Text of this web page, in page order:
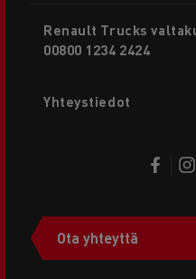
Renault Trucks
00800 1234 2424
Yhteystiedot
Ota yhteyttä